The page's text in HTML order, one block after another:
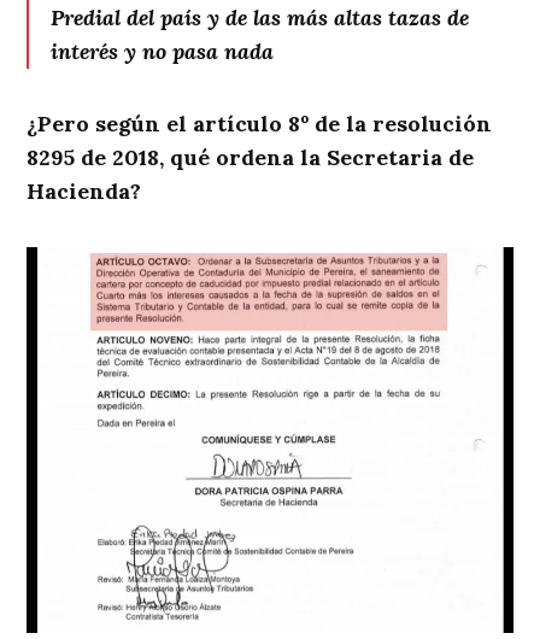
Predial del país y de las más altas tazas de
interés y no pasa nada
¿Pero según el artículo 8º de la resolución
8295 de 2018, qué ordena la Secretaria de
Hacienda?